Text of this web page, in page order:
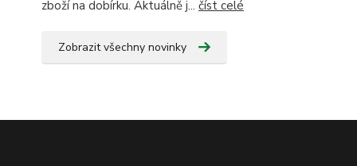
zboží na dobírku. Aktuálně j... číst celé
Zobrazit všechny novinky